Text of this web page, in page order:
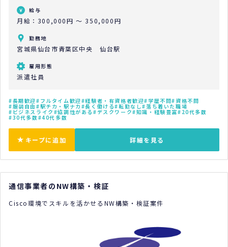
給与
月給：300,000円 ～ 350,000円
勤務地
宮城県仙台市青葉区中央 仙台駅
雇用形態
派遣社員
長期歓迎 フルタイム歓迎 経験者・有資格者歓迎 学歴不問 資格不問
服装自由 駅チカ・駅ナカ 長く働ける 転勤なし 落ち着いた職場
ビジネスライク 協調性がある デスクワーク 知識・経験豊富 20代多数
30代多数 40代多数
キープに追加 詳細を見る
通信事業者のNW構築・検証
Cisco環境でスキルを活かせるNW構築・検証案件